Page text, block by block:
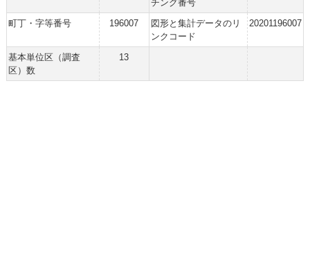
チング番号
町丁・字等番号
196007
図形と集計データのリ
ンクコード
20201196007
基本単位区（調査
区）数
13